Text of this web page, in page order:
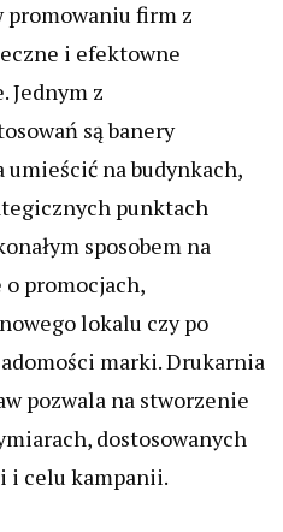
promowaniu firm z
i efektowne
Jednym z
są banery
na budynkach,
punktach
sposobem na
promocjach,
lokalu czy po
marki. Drukarnia
pozwala na stworzenie
dostosowanych
i celu kampanii.